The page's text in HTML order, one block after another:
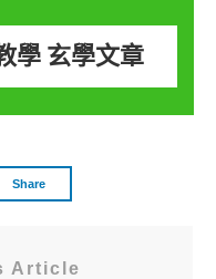
學 玄學文章
Share
Article